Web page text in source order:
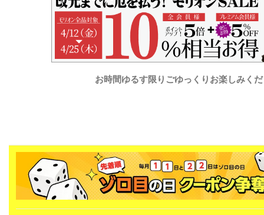
お時間ゆるす限りごゆっくりお楽しみく